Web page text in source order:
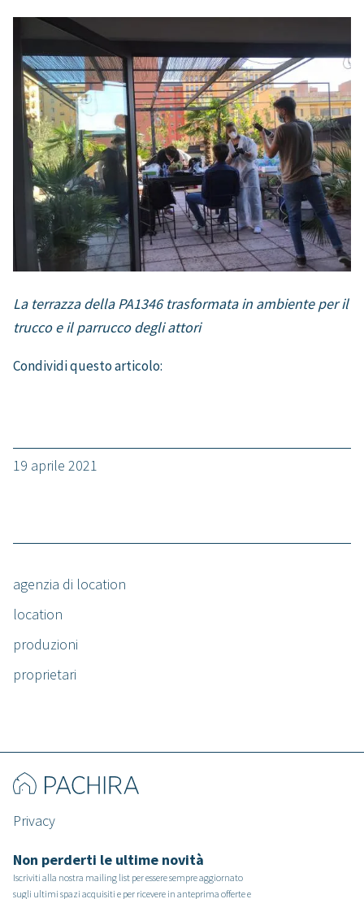
19 aprile 2021
agenzia di location
location
produzioni
proprietari
La terrazza della PA1346 trasformata in ambiente per il
trucco e il parrucco degli attori
Condividi questo articolo:
Privacy
Non perderti le ultime novità
Iscriviti alla nostra mailing list per essere sempre aggiornato
sugli ultimi spazi acquisiti e per ricevere in anteprima offerte e